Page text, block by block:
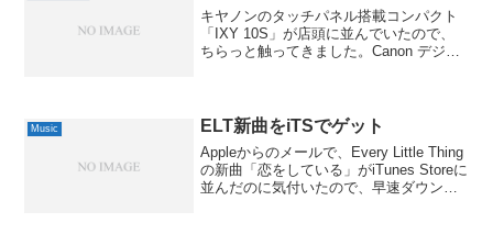
キヤノンのタッチパネル搭載コンパクト
「IXY 10S」が店頭に並んでいたので、
ちらっと触ってきました。Canon デジタ
Music ELT新曲をiTSでゲット
Appleからのメールで、Every Little Thing
の新曲「恋をしている」がiTunes Storeに
並んだのに気付いたので、早速ダウンロ